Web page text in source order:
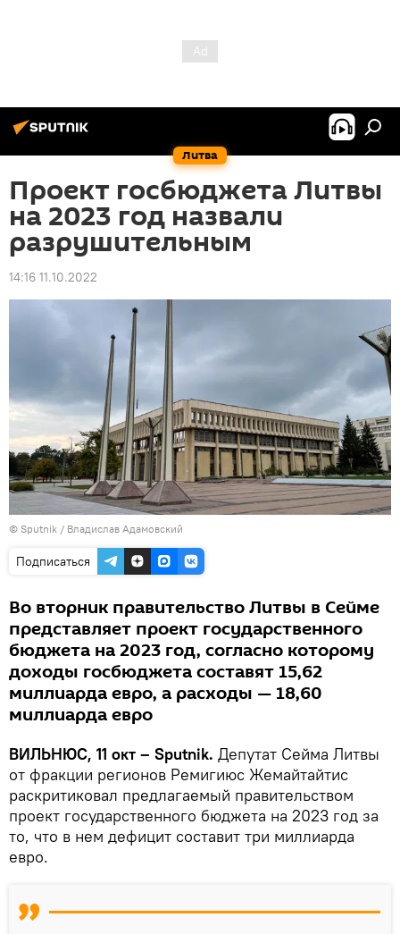
Литва
Проект госбюджета Литвы
на 2023 год назвали
разрушительным
14:16 11.10.2022
© Sputnik / Владислав Адамовский
Подписаться
Во вторник правительство Литвы в Сейме
представляет проект государственного
бюджета на 2023 год, согласно которому
доходы госбюджета составят 15,62
миллиарда евро, а расходы — 18,60
миллиарда евро
ВИЛЬНЮС, 11 окт – Sputnik. Депутат Сейма Литвы
от фракции регионов Ремигиюс Жемайтайтис
раскритиковал предлагаемый правительством
проект государственного бюджета на 2023 год за
то, что в нем дефицит составит три миллиарда
евро.